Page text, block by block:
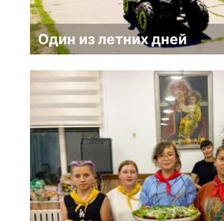
Один из летних дней